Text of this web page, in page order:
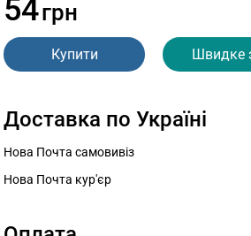
54грн
Купити Швидке
Доставка по Україні
Нова Почта самовивіз
Нова Почта кур'єр